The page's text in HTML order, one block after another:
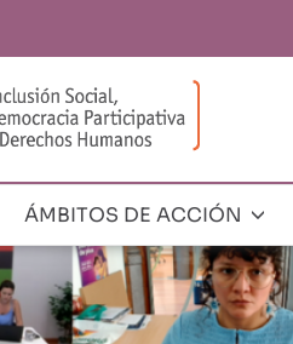
ÁMBITOS DE ACCIÓN